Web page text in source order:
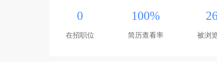
0
在招职位
100%
简历查看率 被浏